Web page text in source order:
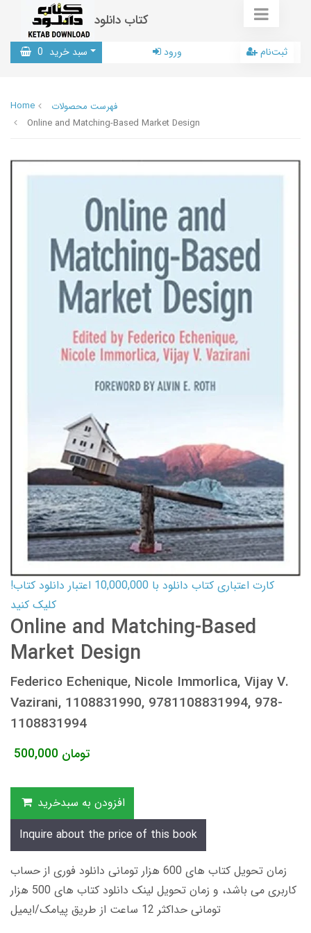
کتاب دانلود
سبد خرید 0 ورود ثبت‌نام
Home
فهرست محصولات
Online and Matching-Based Market Design
کارت اعتباری کتاب دانلود با 10,000,000 اعتبار دانلود کتاب!
کلیک کنید
Online and Matching-Based
Market Design
Federico Echenique, Nicole Immorlica, Vijay V.
Vazirani, 1108831990, 9781108831994, 978-
1108831994
500,000 تومان
افزودن به سبدخرید
Inquire about the price of this book
زمان تحویل کتاب های 600 هزار تومانی دانلود فوری از حساب
کاربری می باشد، و زمان تحویل لینک دانلود کتاب های 500 هزار
تومانی حداکثر 12 ساعت از طریق پیامک/ایمیل